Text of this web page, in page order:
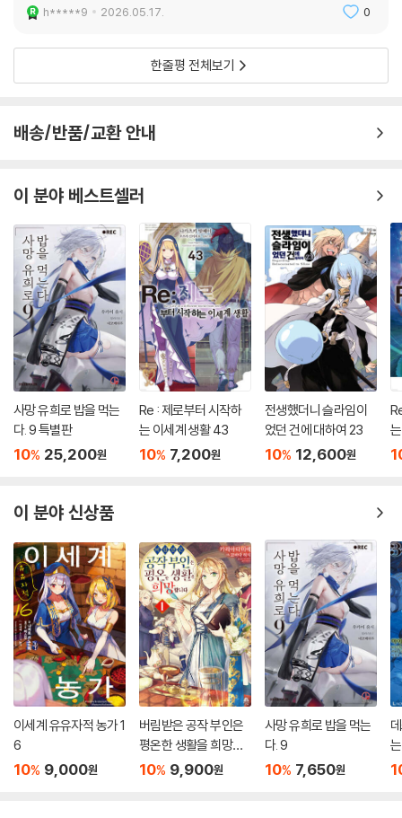
h*****9 2026.05.17. 0
한줄평 전체보기
배송/반품/교환 안내
이 분야 베스트셀러
사망 유희로 밥을 먹는
다. 9 특별판
10% 25,200원
Re : 제로부터 시작하
는 이세계 생활 43
10% 7,200원
전생했더니 슬라임이
었던 건에 대하여 23
10% 12,600원
이 분야 신상품
이세계 유유자적 농가 1
6
10% 9,000원
버림받은 공작 부인은
평온한 생활을 희망합
니다 1
10% 9,900원
사망 유희로 밥을 먹는
다. 9
10% 7,650원